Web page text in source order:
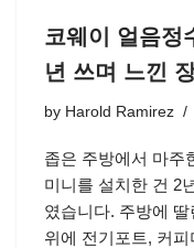
코웨이 얼음정
년 쓰며 느낀
by Harold Ramirez
좁은 주방에서 마주
미니를 설치한 건 2
였습니다. 주방에
위에 전기포트, 커